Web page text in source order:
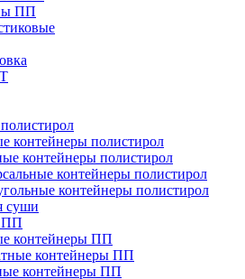
ПП
контейнеры полистирол
контейнеры полистирол
контейнеры полистирол
контейнеры полистирол
суши
ПП
контейнеры ПП
контейнеры ПП
контейнеры ПП